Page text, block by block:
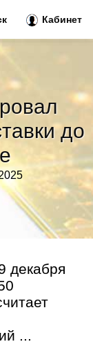
до
декабря
...
Кабинет